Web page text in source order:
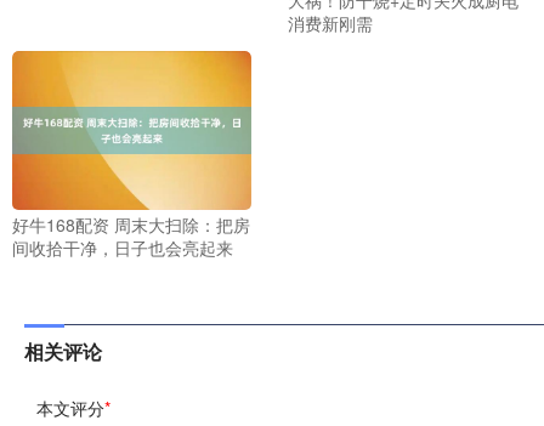
消费新刚需
好牛168配资 周末大扫除：把房
间收拾干净，日子也会亮起来
相关评论
本文评分*